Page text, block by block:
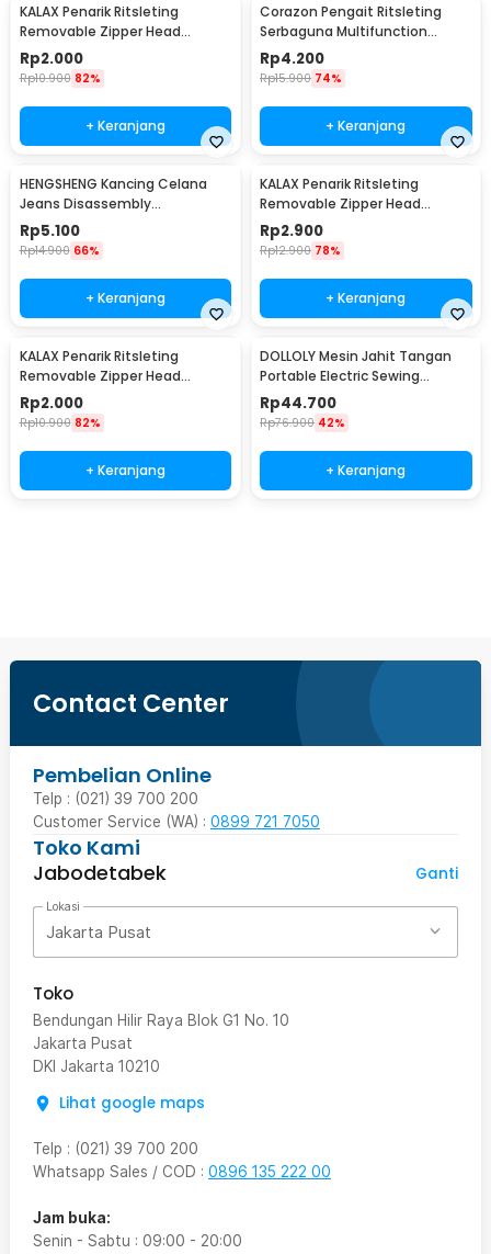
KALAX Penarik Ritsleting
Removable Zipper Head
Replacement 37x12.5mm -
KA37
Rp2.000
Rp10.900 82%
+ Keranjang
Corazon Pengait Ritsleting
Serbaguna Multifunction
Zipper Hook S dan L - CSL04
Rp4.200
Rp15.900 74%
+ Keranjang
HENGSHENG Kancing Celana
Jeans Disassembly
Retractable Button 4 PCS -
KA20
Rp5.100
Rp14.900 66%
+ Keranjang
KALAX Penarik Ritsleting
Removable Zipper Head
Replacement 50x17mm - KA37
Rp2.900
Rp12.900 78%
+ Keranjang
KALAX Penarik Ritsleting
Removable Zipper Head
Replacement 28x10mm - KA37
Rp2.000
Rp10.900 82%
+ Keranjang
DOLLOLY Mesin Jahit Tangan
Portable Electric Sewing
Machine Handheld - CS-101B
Rp44.700
Rp76.900 42%
+ Keranjang
Contact Center
Pembelian Online
Telp : (021) 39 700 200
Customer Service (WA) : 0899 721 7050
Toko Kami
Jabodetabek
Ganti
Lokasi
Jakarta Pusat
Toko
Bendungan Hilir Raya Blok G1 No. 10
Jakarta Pusat
DKI Jakarta 10210
Lihat google maps
Telp : (021) 39 700 200
Whatsapp Sales / COD : 0896 135 222 00
Jam buka:
Senin - Sabtu : 09:00 - 20:00